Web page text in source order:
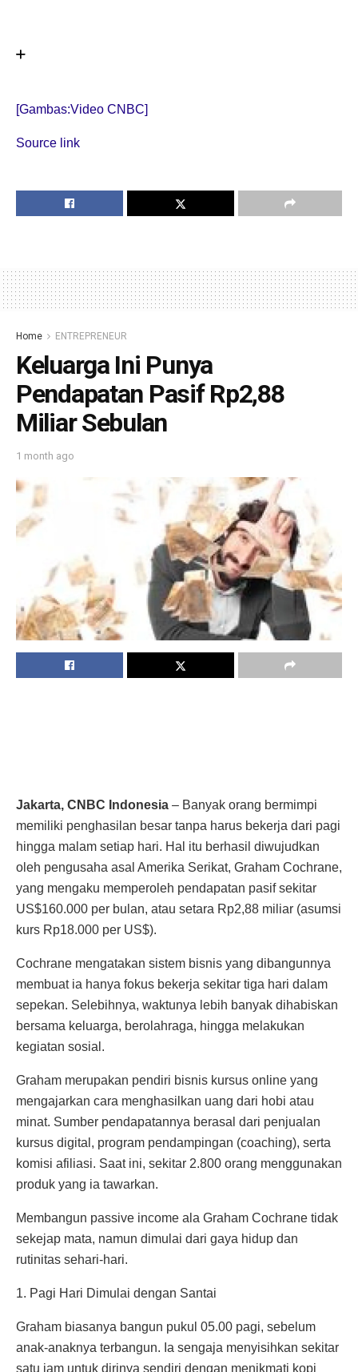
[Gambas:Video CNBC]
Source link
Home ENTREPRENEUR
Keluarga Ini Punya
Pendapatan Pasif Rp2,88
Miliar Sebulan
1 month ago
Jakarta, CNBC Indonesia – Banyak orang bermimpi
memiliki penghasilan besar tanpa harus bekerja dari pagi
hingga malam setiap hari. Hal itu berhasil diwujudkan
oleh pengusaha asal Amerika Serikat, Graham Cochrane,
yang mengaku memperoleh pendapatan pasif sekitar
US$160.000 per bulan, atau setara Rp2,88 miliar (asumsi
kurs Rp18.000 per US$).
Cochrane mengatakan sistem bisnis yang dibangunnya
membuat ia hanya fokus bekerja sekitar tiga hari dalam
sepekan. Selebihnya, waktunya lebih banyak dihabiskan
bersama keluarga, berolahraga, hingga melakukan
kegiatan sosial.
Graham merupakan pendiri bisnis kursus online yang
mengajarkan cara menghasilkan uang dari hobi atau
minat. Sumber pendapatannya berasal dari penjualan
kursus digital, program pendampingan (coaching), serta
komisi afiliasi. Saat ini, sekitar 2.800 orang menggunakan
produk yang ia tawarkan.
Membangun passive income ala Graham Cochrane tidak
sekejap mata, namun dimulai dari gaya hidup dan
rutinitas sehari-hari.
1. Pagi Hari Dimulai dengan Santai
Graham biasanya bangun pukul 05.00 pagi, sebelum
anak-anaknya terbangun. Ia sengaja menyisihkan sekitar
satu jam untuk dirinya sendiri dengan menikmati kopi